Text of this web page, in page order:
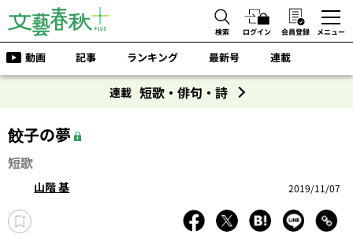
検索 ログイン 会員登録 メニュー
動画 記事 ランキング 最新号 連載
連載 短歌・俳句・詩
餃子の夢
短歌
山階 基 2019/11/07